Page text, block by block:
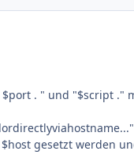
. " und "$script
gesetzt werden